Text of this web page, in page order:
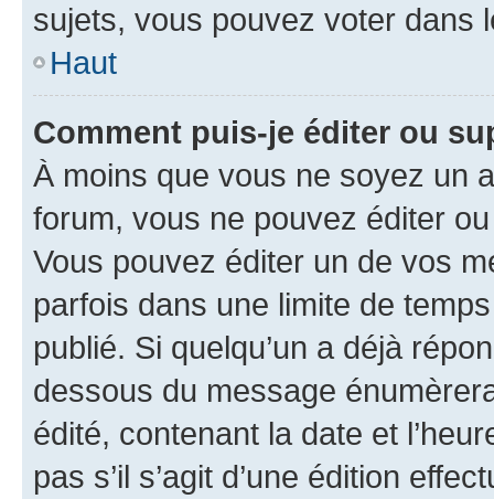
sujets, vous pouvez voter dans
Haut
Comment puis-je éditer ou
À moins que vous ne soyez un
forum, vous ne pouvez éditer
Vous pouvez éditer un de vos
parfois dans une limite de
publié. Si quelqu’un a déjà
dessous du message
édité, contenant la date et
pas s’il s’agit d’une édition